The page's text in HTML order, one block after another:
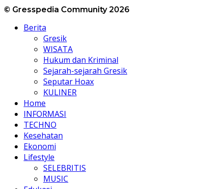
© Gresspedia Community 2026
Berita
Gresik
WISATA
Hukum dan Kriminal
Sejarah-sejarah Gresik
Seputar Hoax
KULINER
Home
INFORMASI
TECHNO
Kesehatan
Ekonomi
Lifestyle
SELEBRITIS
MUSIC